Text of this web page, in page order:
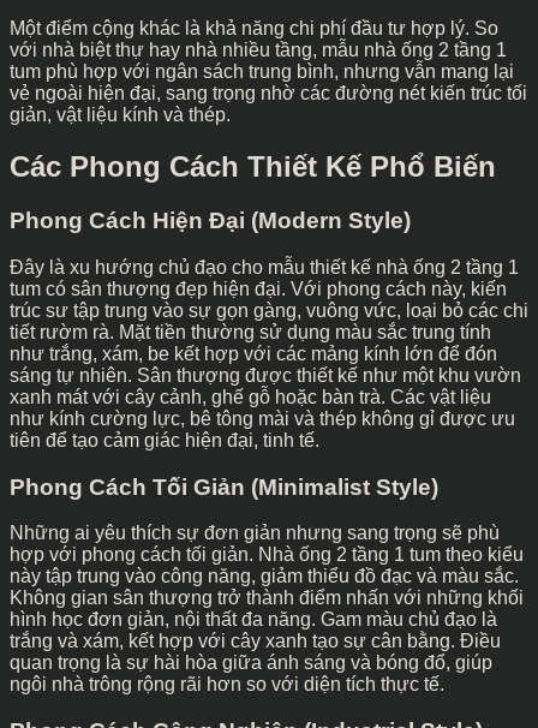
Một điểm cộng khác là khả năng chi phí đầu tư hợp lý. So
với nhà biệt thự hay nhà nhiều tầng, mẫu nhà ống 2 tầng 1
tum phù hợp với ngân sách trung bình, nhưng vẫn mang lại
vẻ ngoài hiện đại, sang trọng nhờ các đường nét kiến trúc tối
giản, vật liệu kính và thép.
Các Phong Cách Thiết Kế Phổ Biến
Phong Cách Hiện Đại (Modern Style)
Đây là xu hướng chủ đạo cho mẫu thiết kế nhà ống 2 tầng 1
tum có sân thượng đẹp hiện đại. Với phong cách này, kiến
trúc sư tập trung vào sự gọn gàng, vuông vức, loại bỏ các chi
tiết rườm rà. Mặt tiền thường sử dụng màu sắc trung tính
như trắng, xám, be kết hợp với các mảng kính lớn để đón
sáng tự nhiên. Sân thượng được thiết kế như một khu vườn
xanh mát với cây cảnh, ghế gỗ hoặc bàn trà. Các vật liệu
như kính cường lực, bê tông mài và thép không gỉ được ưu
tiên để tạo cảm giác hiện đại, tinh tế.
Phong Cách Tối Giản (Minimalist Style)
Những ai yêu thích sự đơn giản nhưng sang trọng sẽ phù
hợp với phong cách tối giản. Nhà ống 2 tầng 1 tum theo kiểu
này tập trung vào công năng, giảm thiểu đồ đạc và màu sắc.
Không gian sân thượng trở thành điểm nhấn với những khối
hình học đơn giản, nội thất đa năng. Gam màu chủ đạo là
trắng và xám, kết hợp với cây xanh tạo sự cân bằng. Điều
quan trọng là sự hài hòa giữa ánh sáng và bóng đổ, giúp
ngôi nhà trông rộng rãi hơn so với diện tích thực tế.